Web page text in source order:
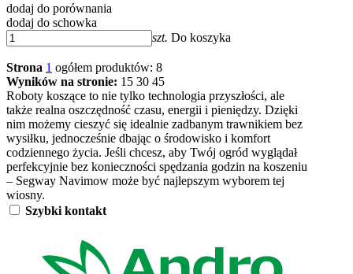
dodaj do porównania
dodaj do schowka
szt. Do koszyka
Strona 1 ogółem produktów: 8
Wyników na stronie: 15 30 45
Roboty koszące to nie tylko technologia przyszłości, ale
także realna oszczędność czasu, energii i pieniędzy. Dzięki
nim możemy cieszyć się idealnie zadbanym trawnikiem bez
wysiłku, jednocześnie dbając o środowisko i komfort
codziennego życia. Jeśli chcesz, aby Twój ogród wyglądał
perfekcyjnie bez konieczności spędzania godzin na koszeniu
– Segway Navimow może być najlepszym wyborem tej
wiosny.
Szybki kontakt